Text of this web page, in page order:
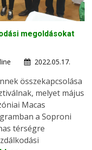
megoldásokat
2022.05.17.
összekapcsolása
melyet május
Macas
a Soproni
térségre